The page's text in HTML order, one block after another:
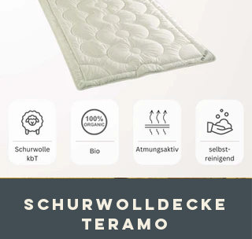
Schurwolldecke
TERAMO